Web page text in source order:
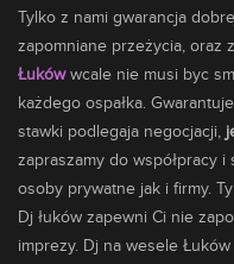
Tylko z nami gwarancja
zapomniane przeżycia, oraz
Łukówwcale nie musi byc
każdego ospałka.
stawki podlegaja negocjacji,
zapraszamy do współpracy
osoby prywatne jak i firmy.
Dj łuków zapewni Ci nie
imprezy. Dj na wesele